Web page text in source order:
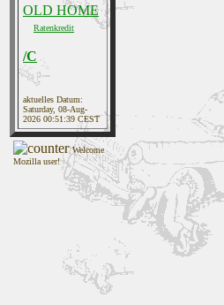
OLD HOME
Ratenkredit
/C
aktuelles Datum:
Saturday, 08-Aug-
2026 00:51:39 CEST
Welcome
Mozilla user!